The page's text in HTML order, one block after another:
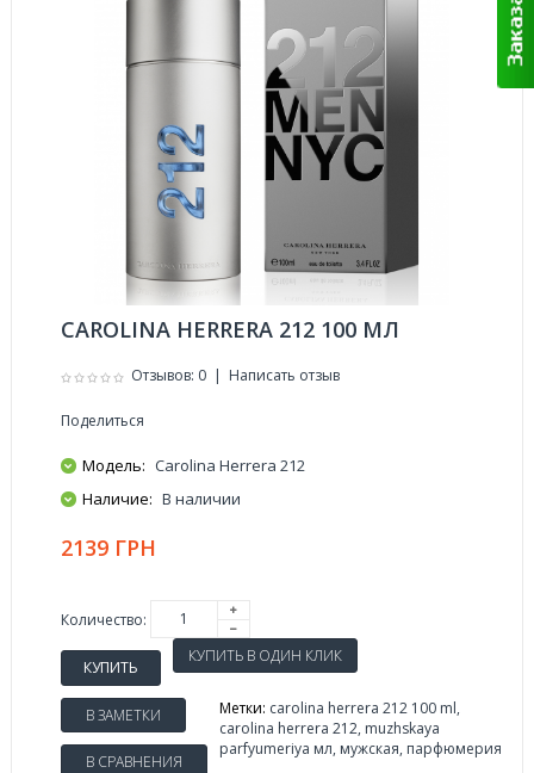
CAROLINA HERRERA 212 100 МЛ
Отзывов: 0 | Написать отзыв
Поделиться
Модель: Carolina Herrera 212
Наличие: В наличии
2139 ГРН
Количество:
КУПИТЬ
В ЗАМЕТКИ
В СРАВНЕНИЯ
Метки: carolina herrera 212 100 ml,
carolina herrera 212, muzhskaya
parfyumeriya мл, мужская, парфюмерия